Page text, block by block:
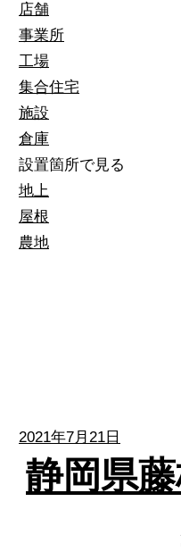
店舗
事業所
工場
集合住宅
施設
倉庫
設置箇所で見る
地上
屋根
農地
2021年7月21日
静岡県